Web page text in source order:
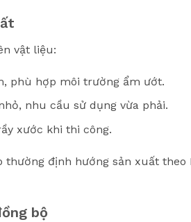
vật liệu:
phù hợp môi trường ẩm ướt.
nhu cầu sử dụng vừa phải.
xước khi thi công.
định hướng sản xuất theo
bộ